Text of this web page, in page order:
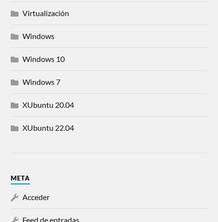
Virtualización
Windows
Windows 10
Windows 7
XUbuntu 20.04
XUbuntu 22.04
META
Acceder
Feed de entradas